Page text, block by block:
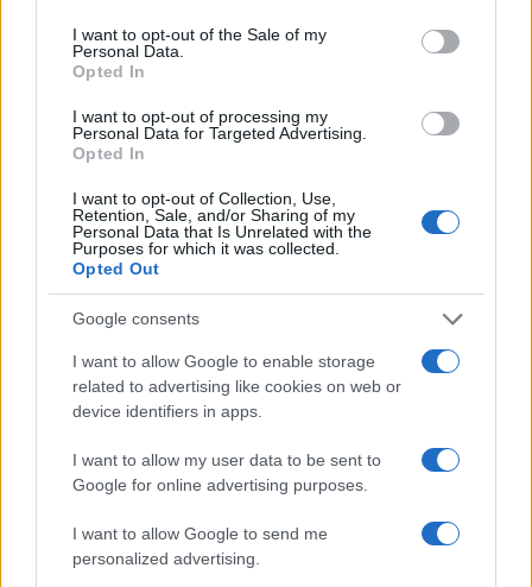
consent section.
I want to opt-out of the Sale of my
Personal Data.
Opted In
I want to opt-out of processing my
Personal Data for Targeted Advertising.
Opted In
I want to opt-out of Collection, Use,
Retention, Sale, and/or Sharing of my
Personal Data that Is Unrelated with the
Purposes for which it was collected.
Opted Out
Google consents
I want to allow Google to enable storage
related to advertising like cookies on web or
device identifiers in apps.
I want to allow my user data to be sent to
Google for online advertising purposes.
I want to allow Google to send me
personalized advertising.
senza violare la privacy
Cristian Castiglioni · 7 Ago 2026
CHI SI FA CHI
della Piscina Comunale di Arezzo
Camilla Fiore · 5 Ago 2026